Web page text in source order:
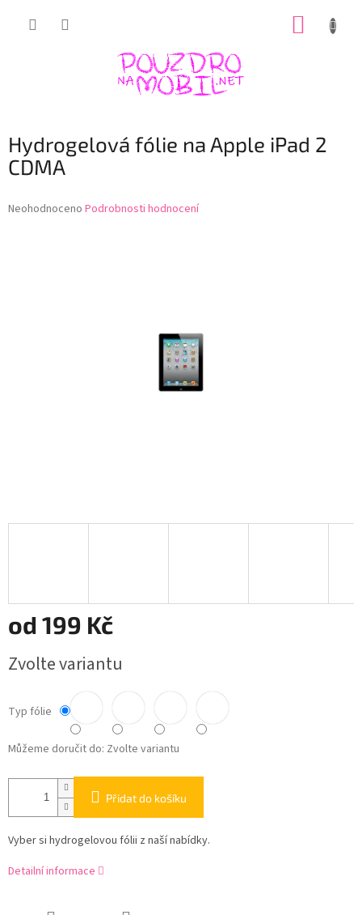
Hydrogelová fólie na Apple iPad 2
CDMA
Průměrné
Neohodnoceno Podrobnosti hodnocení
od 199 Kč
cena:
Zvolte variantu
Typ fólie
Můžeme doručit do: Zvolte variantu
Přidat do košíku
Vyber si hydrogelovou fólii z naší nabídky.
Detailní informace